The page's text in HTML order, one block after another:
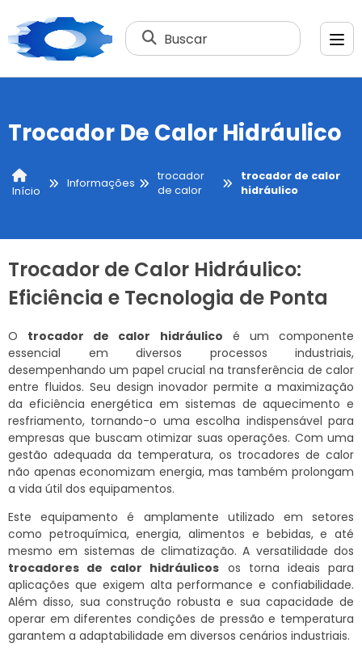
Buscar
Trocador De Calor Hidráulico
Início
Informações
trocador
de calor
trocador de calor
hidráulico
Trocador de Calor Hidráulico:
Eficiência e Tecnologia de Ponta
O trocador de calor hidráulico é um componente
essencial em diversos processos industriais,
desempenhando um papel crucial na transferência de calor
entre fluidos. Seu design inovador permite a maximização
da eficiência energética em sistemas de aquecimento e
resfriamento, tornando-o uma escolha indispensável para
empresas que buscam otimizar suas operações. Com uma
gestão adequada da temperatura, os trocadores de calor
não apenas economizam energia, mas também prolongam
a vida útil dos equipamentos.
Este equipamento é amplamente utilizado em setores
como petroquímica, energia, alimentos e bebidas, e até
mesmo em sistemas de climatização. A versatilidade dos
trocadores de calor hidráulicos os torna ideais para
aplicações que exigem alta performance e confiabilidade.
Além disso, sua construção robusta e sua capacidade de
operar em diferentes condições de pressão e temperatura
garantem a adaptabilidade em diversos cenários industriais.